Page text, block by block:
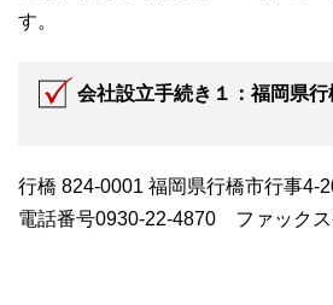
す。
会社設立手続き１：福岡県
行橋 824-0001 福岡県行橋市行事4-
電話番号0930-22-4870 ファック